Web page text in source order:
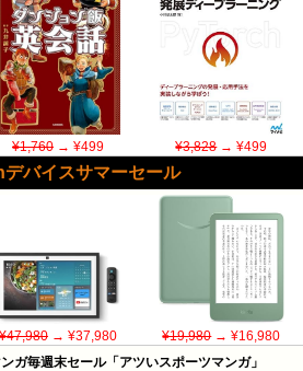
¥1,760→ ¥499 ¥3,828→ ¥499
バイスサマーセール
¥47,980→ ¥37,980 ¥19,980→ ¥16,980
ガ毎週末セール「アツいスポーツマンガ」